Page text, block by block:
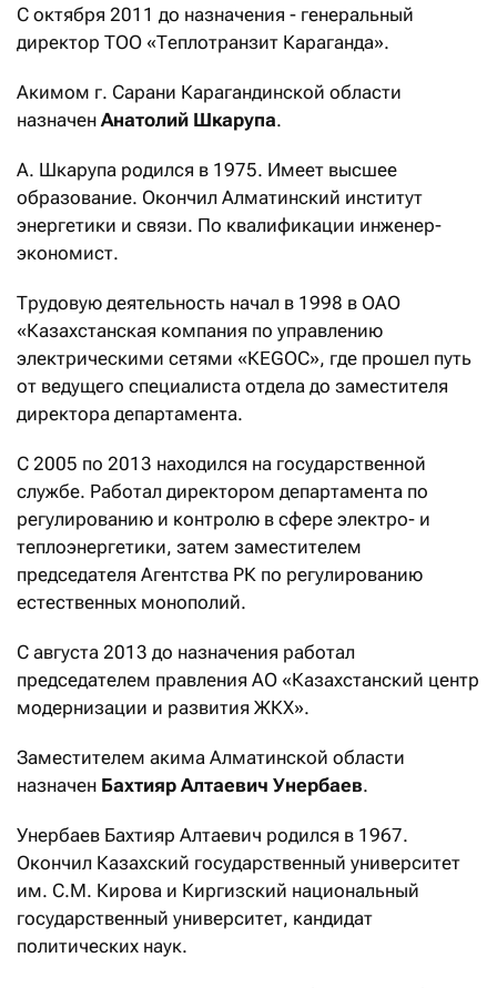
С октября 2011 до назначения - генеральный
директор ТОО «Теплотранзит Караганда».
Акимом г. Сарани Карагандинской области
назначен Анатолий Шкарупа.
А. Шкарупа родился в 1975. Имеет высшее
образование. Окончил Алматинский институт
энергетики и связи. По квалификации инженер-
экономист.
Трудовую деятельность начал в 1998 в ОАО
«Казахстанская компания по управлению
электрическими сетями «КЕGOС», где прошел путь
от ведущего специалиста отдела до заместителя
директора департамента.
С 2005 по 2013 находился на государственной
службе. Работал директором департамента по
регулированию и контролю в сфере электро- и
теплоэнергетики, затем заместителем
председателя Агентства РК по регулированию
естественных монополий.
С августа 2013 до назначения работал
председателем правления АО «Казахстанский центр
модернизации и развития ЖКХ».
Заместителем акима Алматинской области
назначен Бахтияр Алтаевич Унербаев.
Унербаев Бахтияр Алтаевич родился в 1967.
Окончил Казахский государственный университет
им. С.М. Кирова и Киргизский национальный
государственный университет, кандидат
политических наук.